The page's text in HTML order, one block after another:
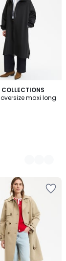
COLLECTIONS
maxi long